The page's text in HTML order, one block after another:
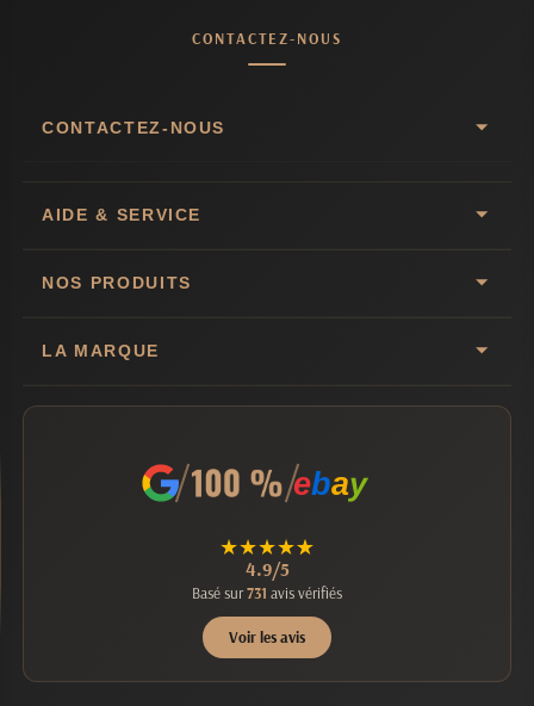
CONTACTEZ-NOUS
CONTACTEZ-NOUS
AIDE & SERVICE
NOS PRODUITS
LA MARQUE
ebay
★★★★★
4.9/5
Basé sur731 avis vérifiés
Voir les avis